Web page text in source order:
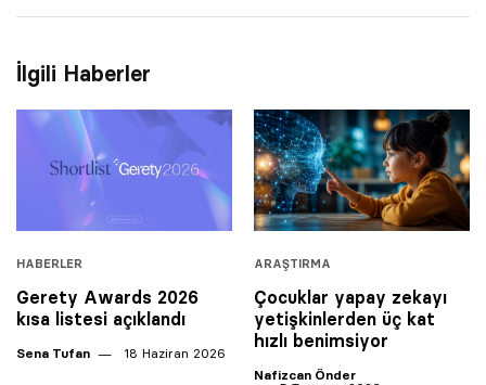
İlgili Haberler
HABERLER
Gerety Awards 2026
kısa listesi açıklandı
Sena Tufan 18 Haziran 2026
ARAŞTIRMA
Çocuklar yapay zekayı
yetişkinlerden üç kat
hızlı benimsiyor
Nafizcan Önder